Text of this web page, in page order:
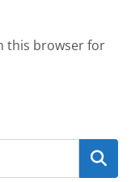
this browser for
Search